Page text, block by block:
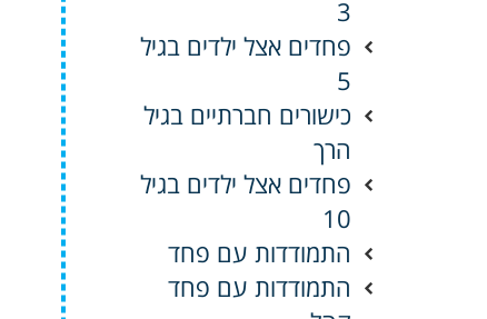
3
פחדים אצל ילדים בגיל
5
כישורים חברתיים בגיל
הרך
פחדים אצל ילדים בגיל
10
התמודדות עם פחד
התמודדות עם פחד